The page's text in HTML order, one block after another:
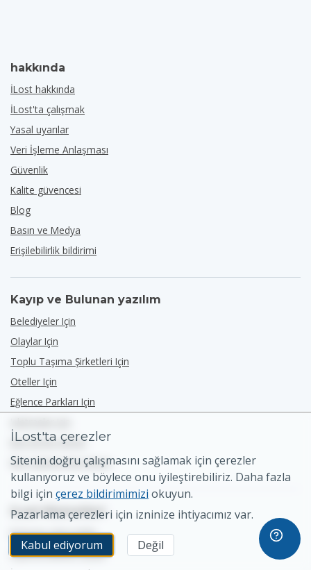
hakkında
İLost hakkında
İLost'ta çalışmak
Yasal uyarılar
Veri İşleme Anlaşması
Güvenlik
Kalite güvencesi
Blog
Basın ve Medya
Erişilebilirlik bildirimi
Kayıp ve Bulunan yazılım
Belediyeler Için
Olaylar Için
Toplu Taşıma Şirketleri Için
Oteller Için
Eğlence Parkları Için
Bizi G2'de Görün
Bizi Capterra'da Görün
iLost Hizmetleri
Bulunan öğeyi bildir
Sigorta talebini yazdır
İLost'ta çerezler
Sitenin doğru çalışmasını sağlamak için çerezler
kullanıyoruz ve böylece onu iyileştirebiliriz. Daha fazla
bilgi için çerez bildirimimizi okuyun.
Pazarlama çerezleri için izninize ihtiyacımız var.
Kabul ediyorum
Değil